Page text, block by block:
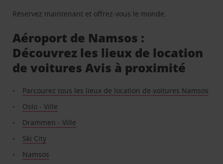
Réservez maintenant et offrez-vous le monde.
Aéroport de Namsos :
Découvrez les lieux de location
de voitures Avis à proximité
Parcourez tous les lieux de location de voitures Namsos
Oslo - Ville
Drammen - Ville
Ski City
Namsos